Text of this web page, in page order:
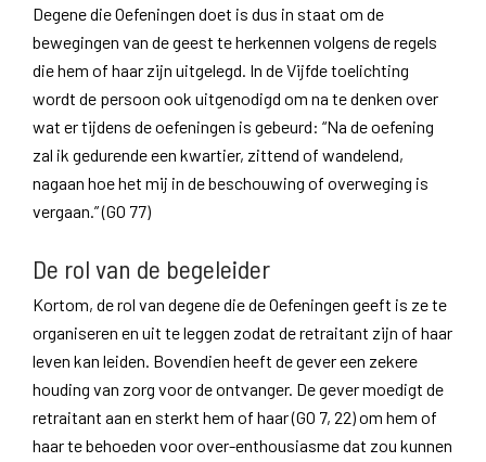
Degene die Oefeningen doet is dus in staat om de
bewegingen van de geest te herkennen volgens de regels
die hem of haar zijn uitgelegd. In de Vijfde toelichting
wordt de persoon ook uitgenodigd om na te denken over
wat er tijdens de oefeningen is gebeurd: “Na de oefening
zal ik gedurende een kwartier, zittend of wandelend,
nagaan hoe het mij in de beschouwing of overweging is
vergaan.” (GO 77)
De rol van de begeleider
Kortom, de rol van degene die de Oefeningen geeft is ze te
organiseren en uit te leggen zodat de retraitant zijn of haar
leven kan leiden. Bovendien heeft de gever een zekere
houding van zorg voor de ontvanger. De gever moedigt de
retraitant aan en sterkt hem of haar (GO 7, 22) om hem of
haar te behoeden voor over-enthousiasme dat zou kunnen